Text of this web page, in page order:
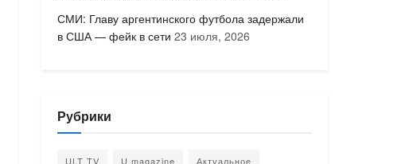
СМИ: Главу аргентинского футбола задержали
в США — фейк в сети 23 июля, 2026
Рубрики
ULT TV U magazine Актуальное